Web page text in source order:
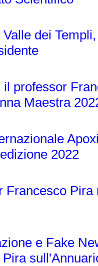
dei
il professor
Maestra
2022
Francesco
e Fake